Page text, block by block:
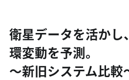
衛星データを活かし
環変動を予測。
～新旧システム比較